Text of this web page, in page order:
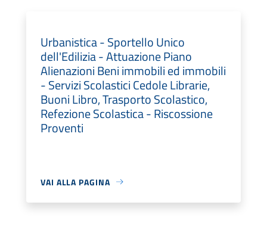
Urbanistica - Sportello Unico
dell'Edilizia - Attuazione Piano
Alienazioni Beni immobili ed immobili
- Servizi Scolastici Cedole Librarie,
Buoni Libro, Trasporto Scolastico,
Refezione Scolastica - Riscossione
Proventi
VAI ALLA PAGINA